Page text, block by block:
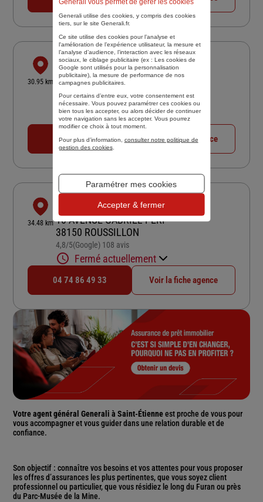
30.95 km
CHRISTOPHE PALMASI ASSURANCES
16 RUE NOTRE DAME
42600 MONTBRISON
5/5Note de 5 sur 5
(Google) 47 avis
Fermé actuellement
04 77 58 35 66 Voir la fiche agence
34.48 km
CONSEIL PREST'ASSUR
10 AVENUE GABRIEL PERI
38150 ROUSSILLON
4,8/5Note de 4.8 sur 5
(Google) 108 avis
Fermé actuellement
04 74 86 49 33 Voir la fiche agence
Votre agent général Generali à Saint-Étienneest proche de vous pour
vous accompagner et vous guider dans une relation durable et de
confiance.
Son objectif : connaître vos besoins et vos attentes pour vous proposer
les offres d’assurances les plus pertinentes, que vous soyez client
professionnel ou particulier, que vous résidiez le long du Furan ou près
du Parc-Musée de la Mine.
Generali utilise des cookies, y compris des cookies
tiers, sur le site Generali.fr.
Ce site utilise des cookies pour l’analyse et
l'amélioration de l’expérience utilisateur, la mesure et
l’analyse d’audience, l’interaction avec les réseaux
sociaux, le ciblage publicitaire (ex : Les cookies de
Google sont utilisés pour la personnalisation
publicitaire), la mesure de performance de nos
campagnes publicitaires.
Pour certains d’entre eux, votre consentement est
nécessaire. Vous pouvez paramétrer ces cookies ou
bien tous les accepter, ou alors décider de continuer
votre navigation sans les accepter. Vous pourrez
modifier ce choix à tout moment.
Pour plus d’information, consulter notre politique de
gestion des cookies.
Paramétrer mes cookies
Accepter & fermer